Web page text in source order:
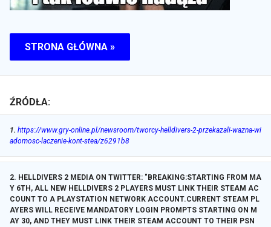
STRONA GŁÓWNA »
ŹRÓDŁA:
1. https://www.gry-online.pl/newsroom/tworcy-helldivers-2-przekazali-wazna-wi
adomosc-laczenie-kont-stea/z6291b8
2. HELLDIVERS 2 MEDIA ON TWITTER: "BREAKING:STARTING FROM MA
Y 6TH, ALL NEW HELLDIVERS 2 PLAYERS MUST LINK THEIR STEAM AC
COUNT TO A PLAYSTATION NETWORK ACCOUNT.CURRENT STEAM PL
AYERS WILL RECEIVE MANDATORY LOGIN PROMPTS STARTING ON M
AY 30, AND THEY MUST LINK THEIR STEAM ACCOUNT TO THEIR PSN